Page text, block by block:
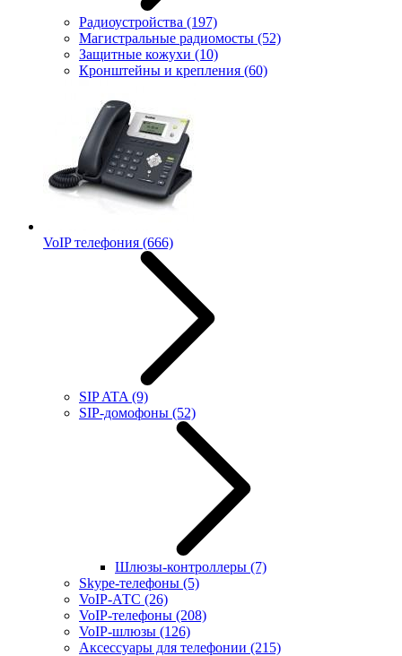
Радиоустройства (197)
Магистральные радиомосты (52)
Защитные кожухи (10)
Кронштейны и крепления (60)
VoIP телефония (666)
SIP ATA (9)
SIP-домофоны (52)
Шлюзы-контроллеры (7)
Skype-телефоны (5)
VoIP-АТС (26)
VoIP-телефоны (208)
VoIP-шлюзы (126)
Аксессуары для телефонии (215)